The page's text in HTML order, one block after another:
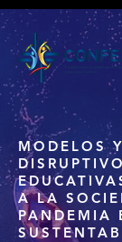
MODELOS
A LA
PANDEMIA